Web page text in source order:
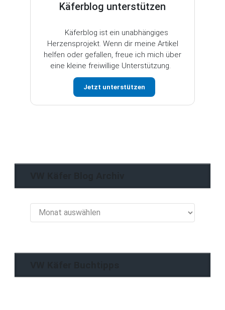
Käferblog unterstützen
Käferblog ist ein unabhängiges
Herzensprojekt. Wenn dir meine Artikel
helfen oder gefallen, freue ich mich über
eine kleine freiwillige Unterstützung.
Jetzt unterstützen
Käfer